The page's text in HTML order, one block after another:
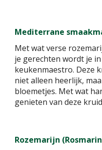
Mediterrane
Met wat verse
je gerechten wordt je
keukenmaestro. Deze
niet alleen heerlijk,
bloemetjes. Met wat
genieten van deze
Rozemarijn